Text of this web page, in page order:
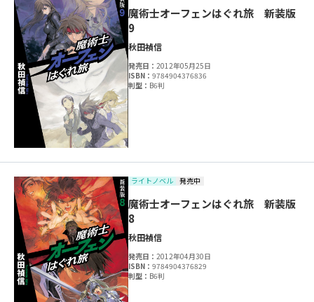
魔術士オーフェンはぐれ旅 新装版
9
秋田禎信
発売日：2012年05月25日
ISBN：9784904376836
判型： B6判
ライトノベル 発売中
魔術士オーフェンはぐれ旅 新装版
8
秋田禎信
発売日：2012年04月30日
ISBN：9784904376829
判型： B6判